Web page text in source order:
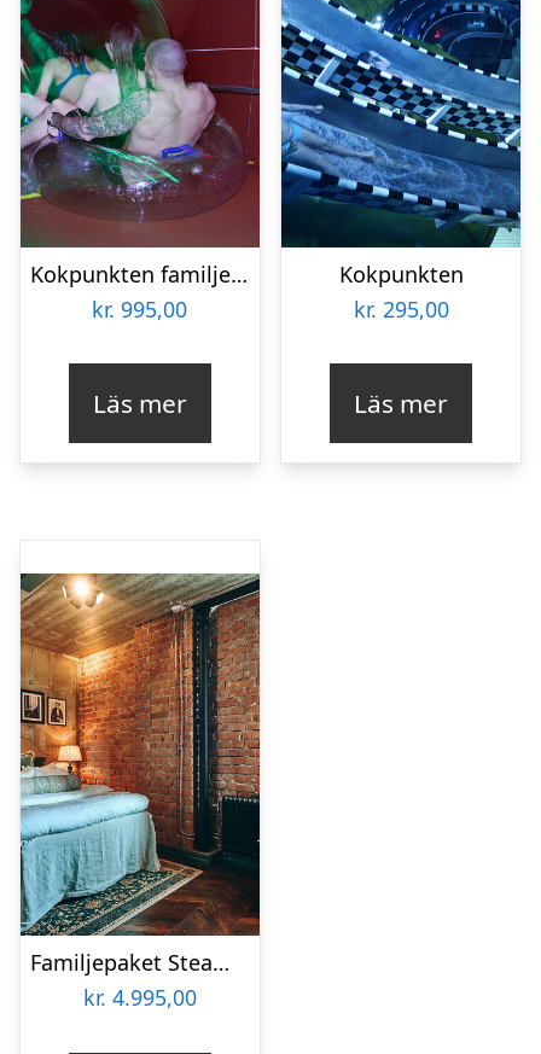
Kokpunkten familjepaket
kr. 995,00
Läs mer
Kokpunkten
kr. 295,00
Läs mer
Familjepaket Steam Hotel & Kokpunkten
kr. 4.995,00